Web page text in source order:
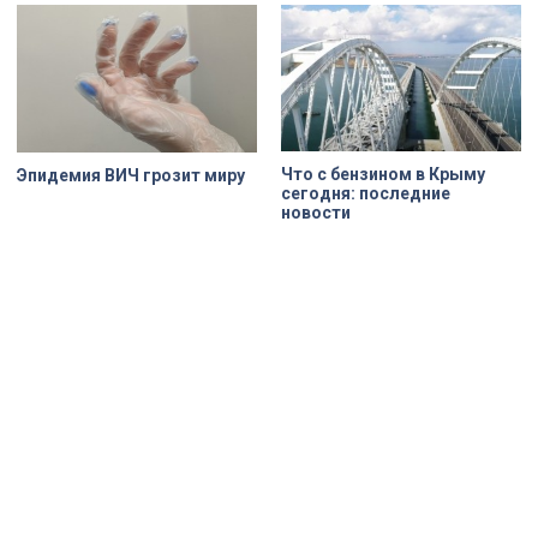
Эпидемия ВИЧ грозит миру
Что с бензином в Крыму
сегодня: последние
новости